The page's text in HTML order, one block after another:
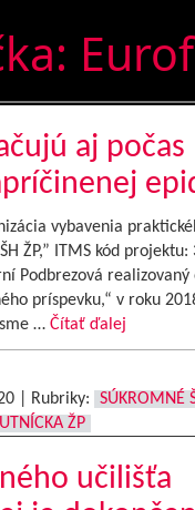
aj počas
vybavenia
ŽP,” ITMS kód projektu:
Podbrezová realizovaný
príspevku,“ v roku
… Čítať ďalej
| Rubriky:
SÚKROMNÉ
ŽP
učilišťa